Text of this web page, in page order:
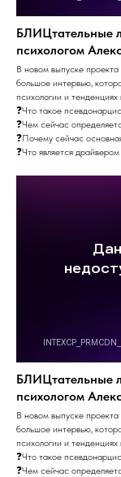
БЛИЦтательные
психологом
В новом выпуске
большое интервью,
психологии и
❓Что такое
❓Чем сейчас
❓Почему сейчас
❓Что является
БЛИЦтательные
психологом
В новом выпуске
большое интервью,
психологии и
❓Что такое
❓Чем сейчас